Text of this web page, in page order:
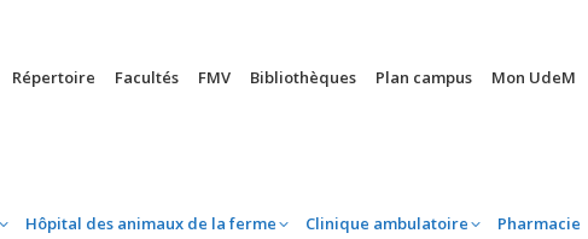
Répertoire Facultés FMV Bibliothèques Plan campus Mon UdeM
Hôpital des animaux de la ferme Clinique ambulatoire Pharmacie
équin